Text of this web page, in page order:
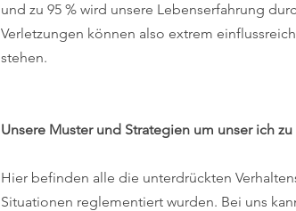
und zu 95 % wird unsere Lebenserfahrung
Verletzungen können also extrem
stehen.
Unsere Muster und Strategien um unser ich
Hier befinden alle die unterdrückten
Situationen reglementiert wurden. Bei uns